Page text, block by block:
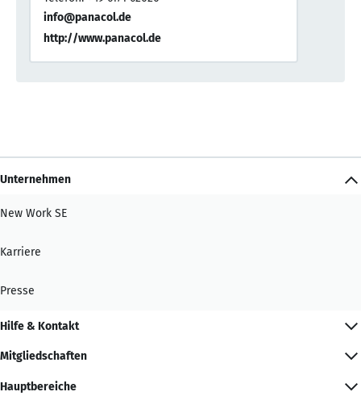
info@panacol.de
http://www.panacol.de
Unternehmen
New Work SE
Karriere
Presse
Hilfe & Kontakt
Mitgliedschaften
Hauptbereiche